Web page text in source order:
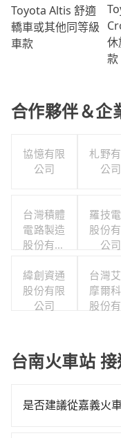
Toyota Altis 舒適
轎車或其他同等級
車款
休
款
合作夥伴＆企
協憶有限
公司
札野
公司
台灣積體
電路製造
股份有限
羅技
股份
公司
緯創資通
股份有限
公司
台灣
摩爾
股份
台南火車站
是否建議從嘉義火